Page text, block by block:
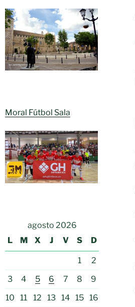
Moral Fútbol Sala
agosto 2026
L
M X J V S D
1
2
3
4 5 6 7 8
9
10
11 12 13 14 15 16